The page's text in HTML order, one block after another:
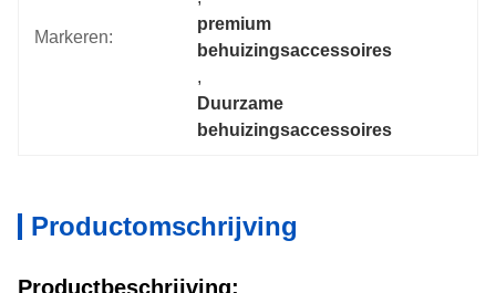
Markeren:
premium
behuizingsaccessoires
,
Duurzame
behuizingsaccessoires
Productomschrijving
Productbeschrijving: